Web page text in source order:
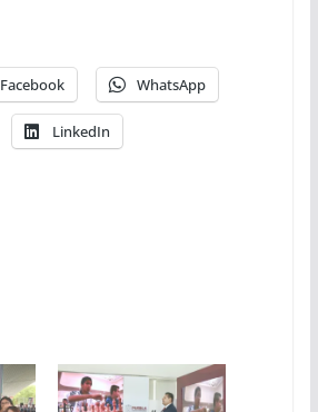
Facebook WhatsApp
LinkedIn